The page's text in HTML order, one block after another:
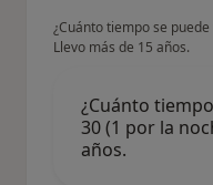
¿Cuánto tiempo se
Llevo más de 15 años.
¿Cuánto
30 (1 por la
años.